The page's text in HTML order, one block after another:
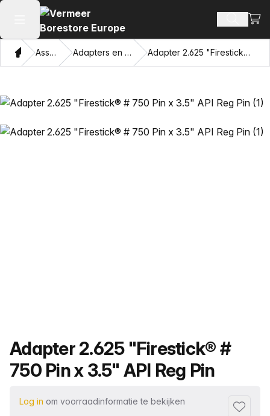
Hoofdmenu openen Zoek
ThuisAssortiment Adapters en Trekkende Ogen Adapter 2.625 "Firestick® # 750 Pin x 3.5" API Reg Pin
Productnaam
Adapter 2.625 "Firestick® #
750 Pin x 3.5" API Reg Pin
Log in om voorraadinformatie te bekijken